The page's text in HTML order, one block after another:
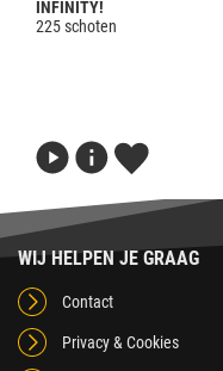
INFINITY!
225 schoten
WIJ HELPEN JE GRAAG
Contact
Privacy & Cookies